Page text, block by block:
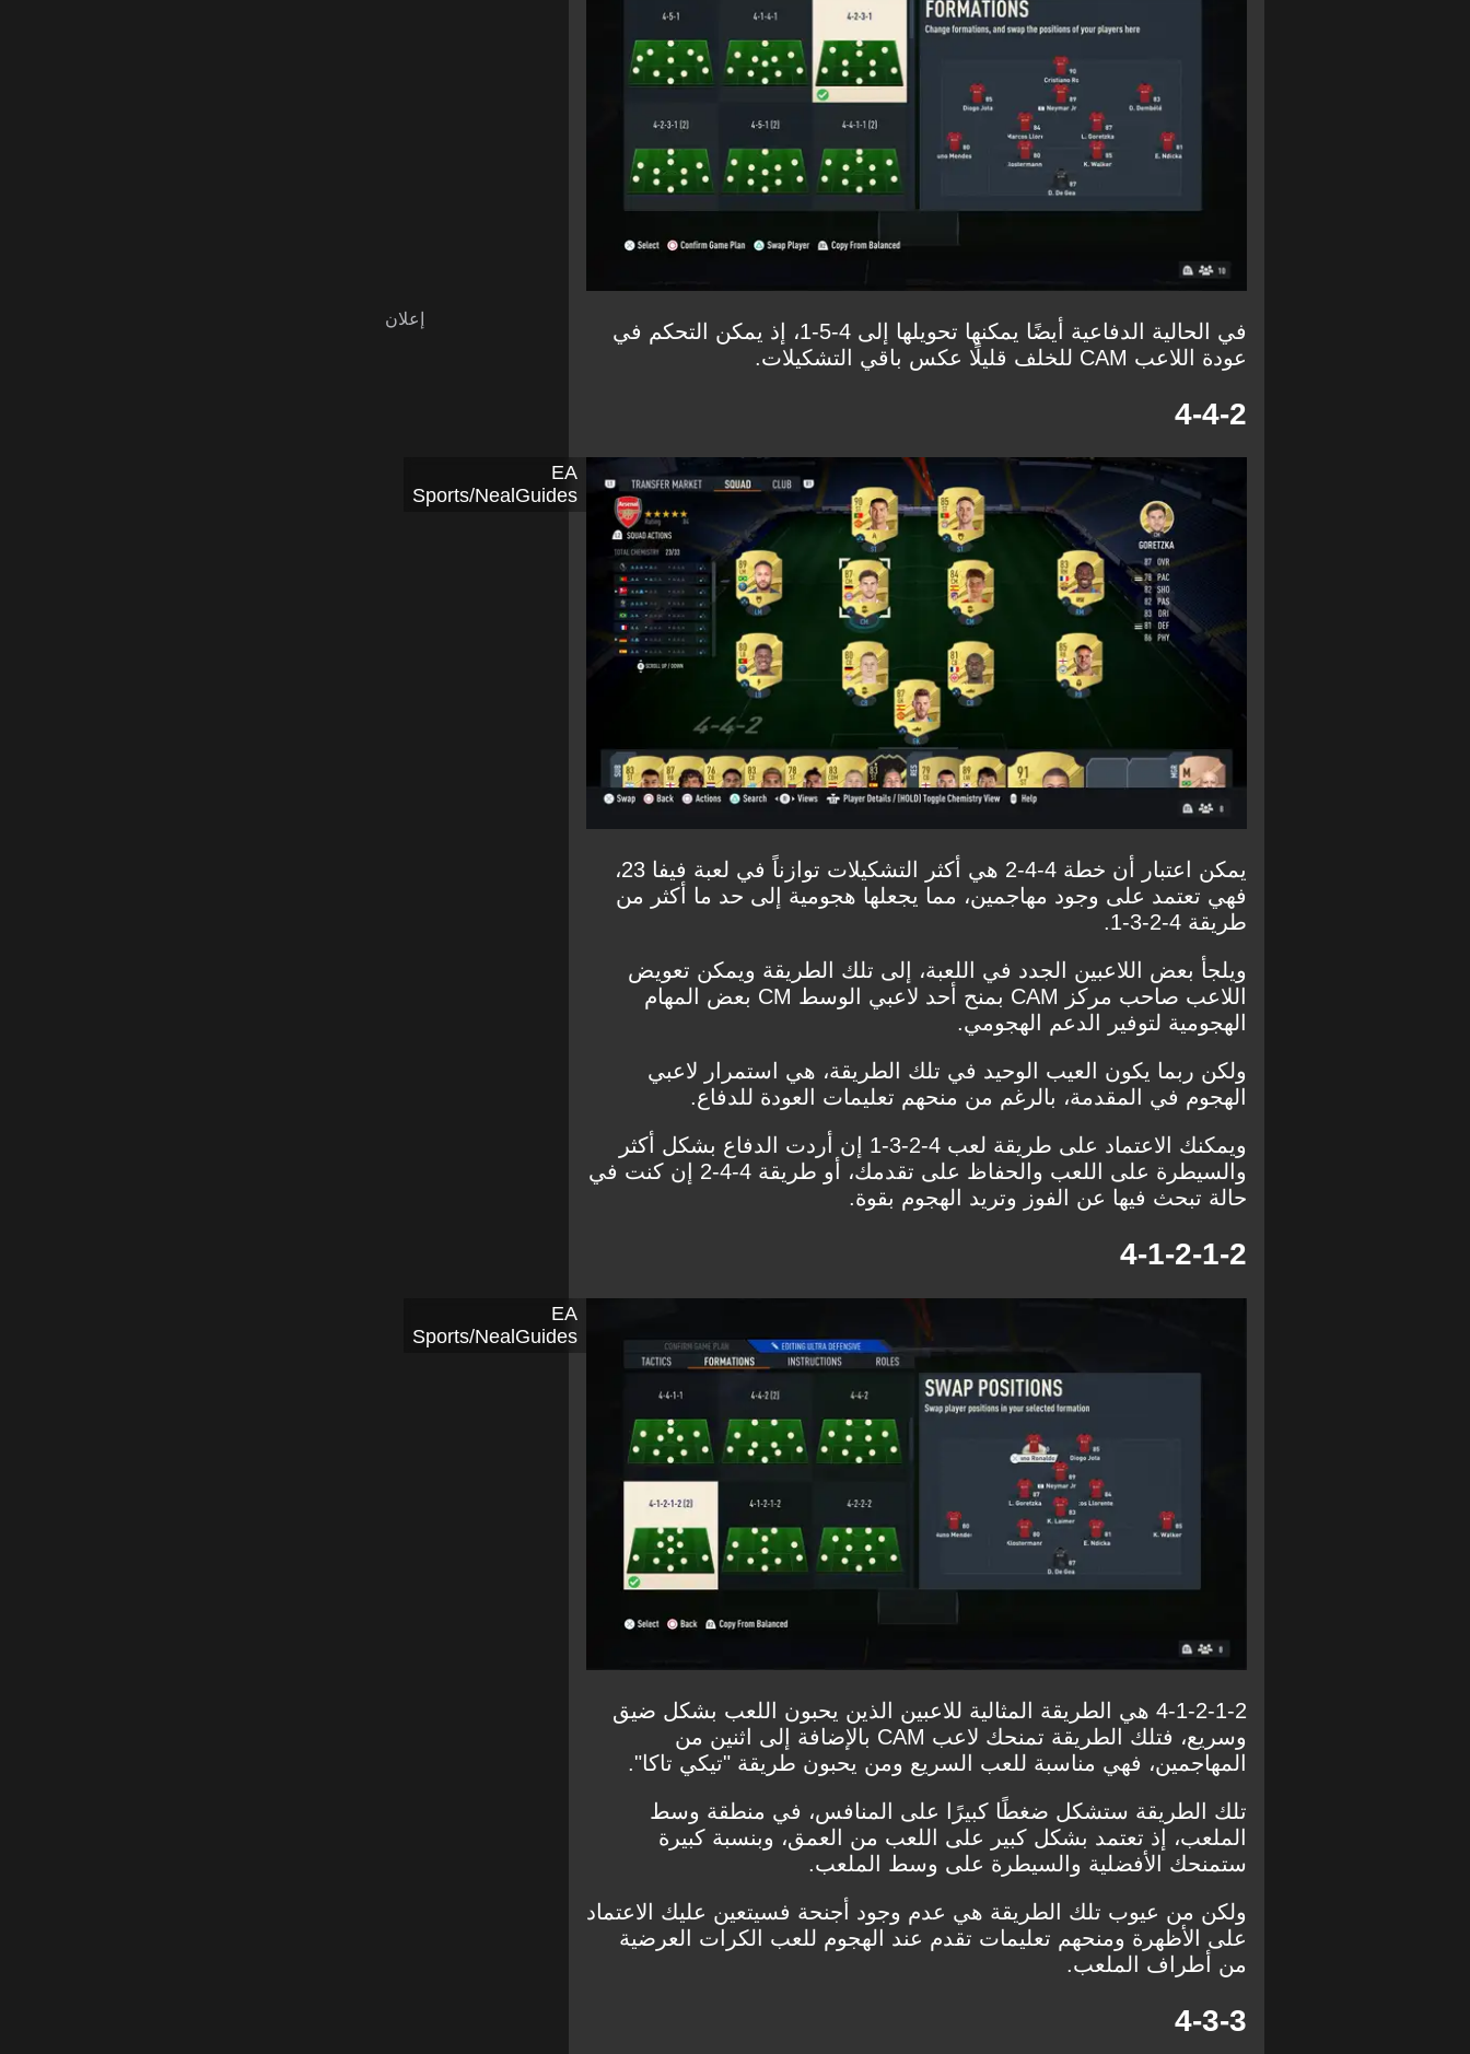
في الحالية الدفاعية أيضًا يمكنها تحويلها إلى 4-5-1، إذ يمكن التحكم في
عودة اللاعب CAM للخلف قليلًا عكس باقي التشكيلات.
4-4-2
EA
Sports/NealGuides
يمكن اعتبار أن خطة 4-4-2 هي أكثر التشكيلات توازناً في لعبة فيفا 23،
فهي تعتمد على وجود مهاجمين، مما يجعلها هجومية إلى حد ما أكثر من
طريقة 4-2-3-1.
ويلجأ بعض اللاعبين الجدد في اللعبة، إلى تلك الطريقة ويمكن تعويض
اللاعب صاحب مركز CAM بمنح أحد لاعبي الوسط CM بعض المهام
الهجومية لتوفير الدعم الهجومي.
ولكن ربما يكون العيب الوحيد في تلك الطريقة، هي استمرار لاعبي
الهجوم في المقدمة، بالرغم من منحهم تعليمات العودة للدفاع.
ويمكنك الاعتماد على طريقة لعب 4-2-3-1 إن أردت الدفاع بشكل أكثر
والسيطرة على اللعب والحفاظ على تقدمك، أو طريقة 4-4-2 إن كنت في
حالة تبحث فيها عن الفوز وتريد الهجوم بقوة.
4-1-2-1-2
EA
Sports/NealGuides
4-1-2-1-2 هي الطريقة المثالية للاعبين الذين يحبون اللعب بشكل ضيق
وسريع، فتلك الطريقة تمنحك لاعب CAM بالإضافة إلى اثنين من
المهاجمين، فهي مناسبة للعب السريع ومن يحبون طريقة "تيكي تاكا".
تلك الطريقة ستشكل ضغطًا كبيرًا على المنافس، في منطقة وسط
الملعب، إذ تعتمد بشكل كبير على اللعب من العمق، وبنسبة كبيرة
ستمنحك الأفضلية والسيطرة على وسط الملعب.
ولكن من عيوب تلك الطريقة هي عدم وجود أجنحة فسيتعين عليك الاعتماد
على الأظهرة ومنحهم تعليمات تقدم عند الهجوم للعب الكرات العرضية
من أطراف الملعب.
4-3-3